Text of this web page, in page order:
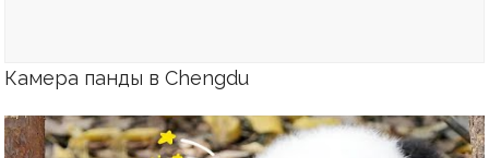
No videos found for this selection.
Камера панды в Chengdu